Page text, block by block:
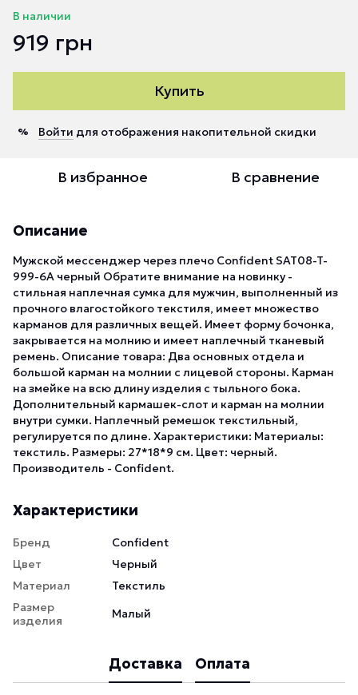
В наличии
919 грн
Купить
% Войти для отображения накопительной скидки
В избранное В сравнение
Описание
Мужской мессенджер через плечо Confident SAT08-T-
999-6A черный Обратите внимание на новинку -
стильная наплечная сумка для мужчин, выполненный из
прочного влагостойкого текстиля, имеет множество
карманов для различных вещей. Имеет форму бочонка,
закрывается на молнию и имеет наплечный тканевый
ремень. Описание товара: Два основных отдела и
большой карман на молнии с лицевой стороны. Карман
на змейке на всю длину изделия с тыльного бока.
Дополнительный кармашек-слот и карман на молнии
внутри сумки. Наплечный ремешок текстильный,
регулируется по длине. Характеристики: Материалы:
текстиль. Размеры: 27*18*9 см. Цвет: черный.
Производитель - Confident.
Характеристики
Бренд
Confident
Цвет
Черный
Материал
Текстиль
Размер
изделия
Малый
Доставка Оплата